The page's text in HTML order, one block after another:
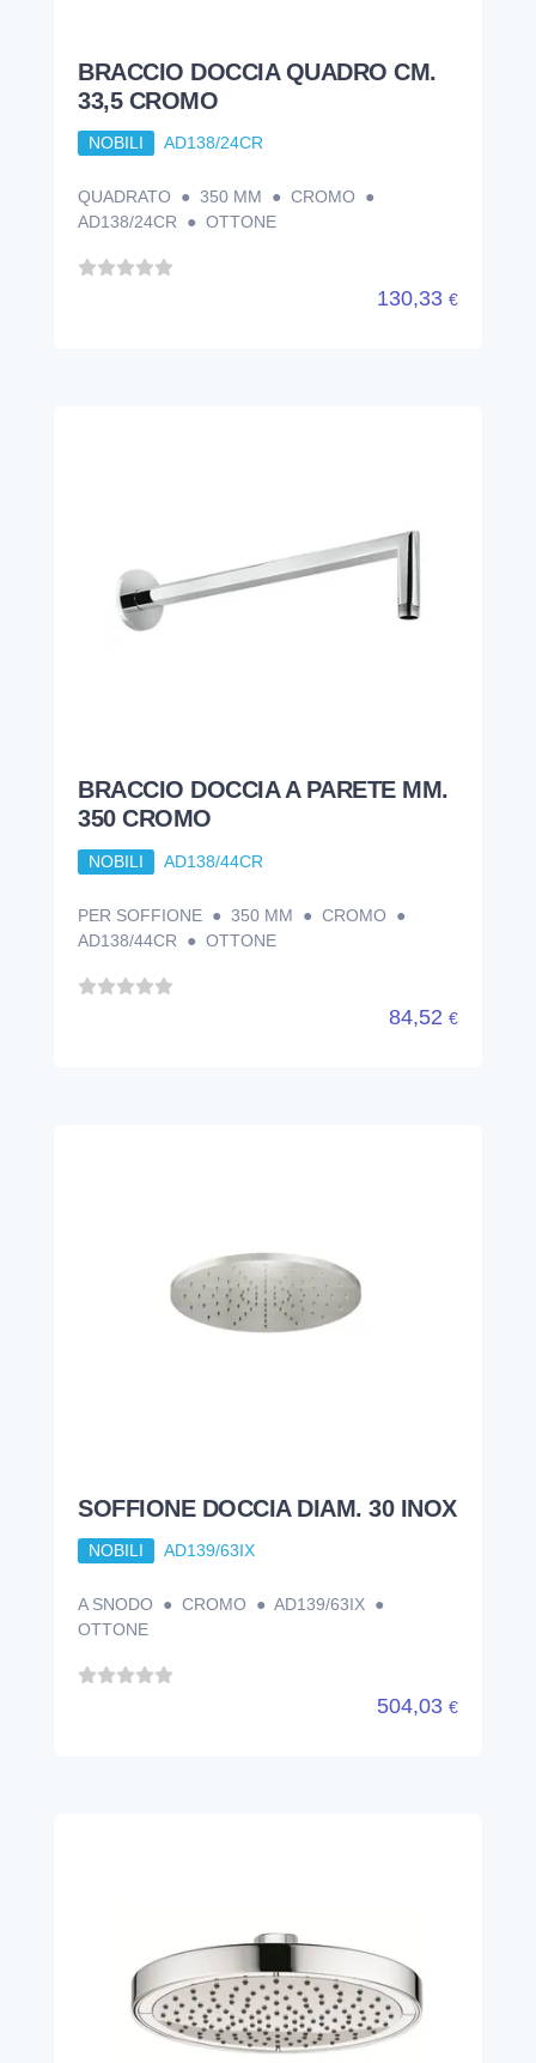
BRACCIO DOCCIA QUADRO CM.
33,5 CROMO
NOBILI AD138/24CR
QUADRATO ● 350 MM ● CROMO ●
AD138/24CR ● OTTONE
130,33 €
BRACCIO DOCCIA A PARETE MM.
350 CROMO
NOBILI AD138/44CR
PER SOFFIONE ● 350 MM ● CROMO ●
AD138/44CR ● OTTONE
84,52 €
SOFFIONE DOCCIA DIAM. 30 INOX
NOBILI AD139/63IX
A SNODO ● CROMO ● AD139/63IX ●
OTTONE
504,03 €